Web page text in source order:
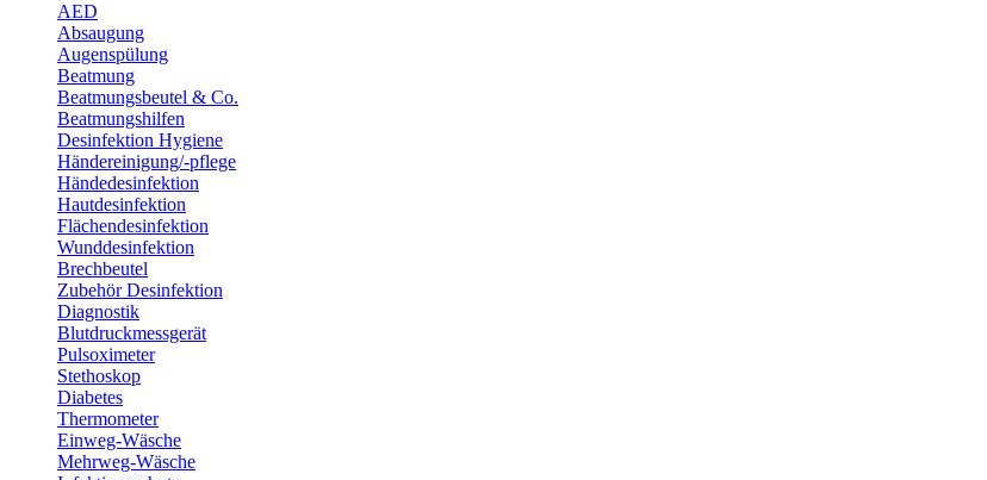
AED
Absaugung
Augenspülung
Beatmung
Beatmungsbeutel & Co.
Beatmungshilfen
Desinfektion Hygiene
Händereinigung/-pflege
Händedesinfektion
Hautdesinfektion
Flächendesinfektion
Wunddesinfektion
Brechbeutel
Zubehör Desinfektion
Diagnostik
Blutdruckmessgerät
Pulsoximeter
Stethoskop
Diabetes
Thermometer
Einweg-Wäsche
Mehrweg-Wäsche